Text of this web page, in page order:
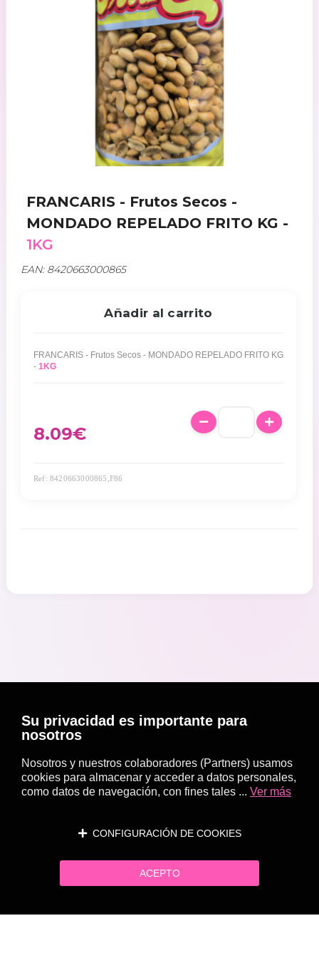
FRANCARIS - Frutos Secos -
MONDADO REPELADO FRITO KG -
1KG
EAN: 8420663000865
Añadir al carrito
FRANCARIS - Frutos Secos - MONDADO REPELADO FRITO KG
- 1KG
8.09€
Ref: 8420663000865,F86
Su privacidad es importante para
nosotros
Nosotros y nuestros colaboradores (Partners) usamos
cookies para almacenar y acceder a datos personales,
como datos de navegación, con fines tales ... Ver más
CONFIGURACIÓN DE COOKIES
ACEPTO